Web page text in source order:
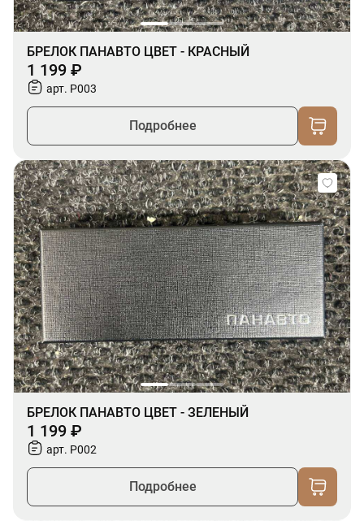
БРЕЛОК ПАНАВТО ЦВЕТ - КРАСНЫЙ
1 199 ₽
арт. P003
Подробнее
БРЕЛОК ПАНАВТО ЦВЕТ - ЗЕЛЕНЫЙ
1 199 ₽
арт. P002
Подробнее